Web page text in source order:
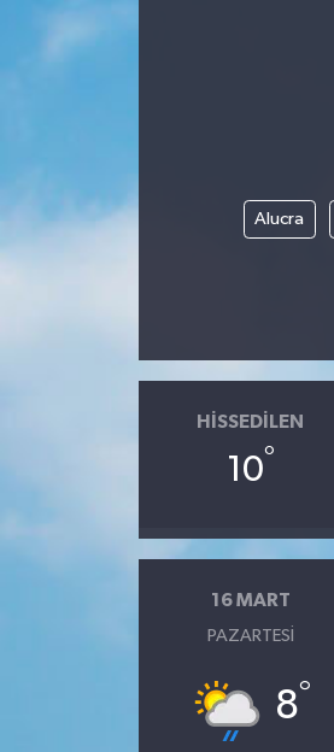
Alucra
HISSEDILEN
10°
16 MART
PAZARTESI
8°